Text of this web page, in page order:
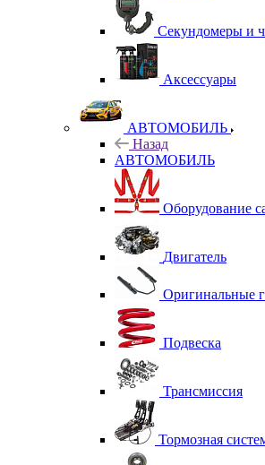
Секундомеры и
Аксессуары
АВТОМОБИЛЬ
Назад
АВТОМОБИЛЬ
Оборудование
Двигатель
Оригинальные
Подвеска
Трансмиссия
Тормозная